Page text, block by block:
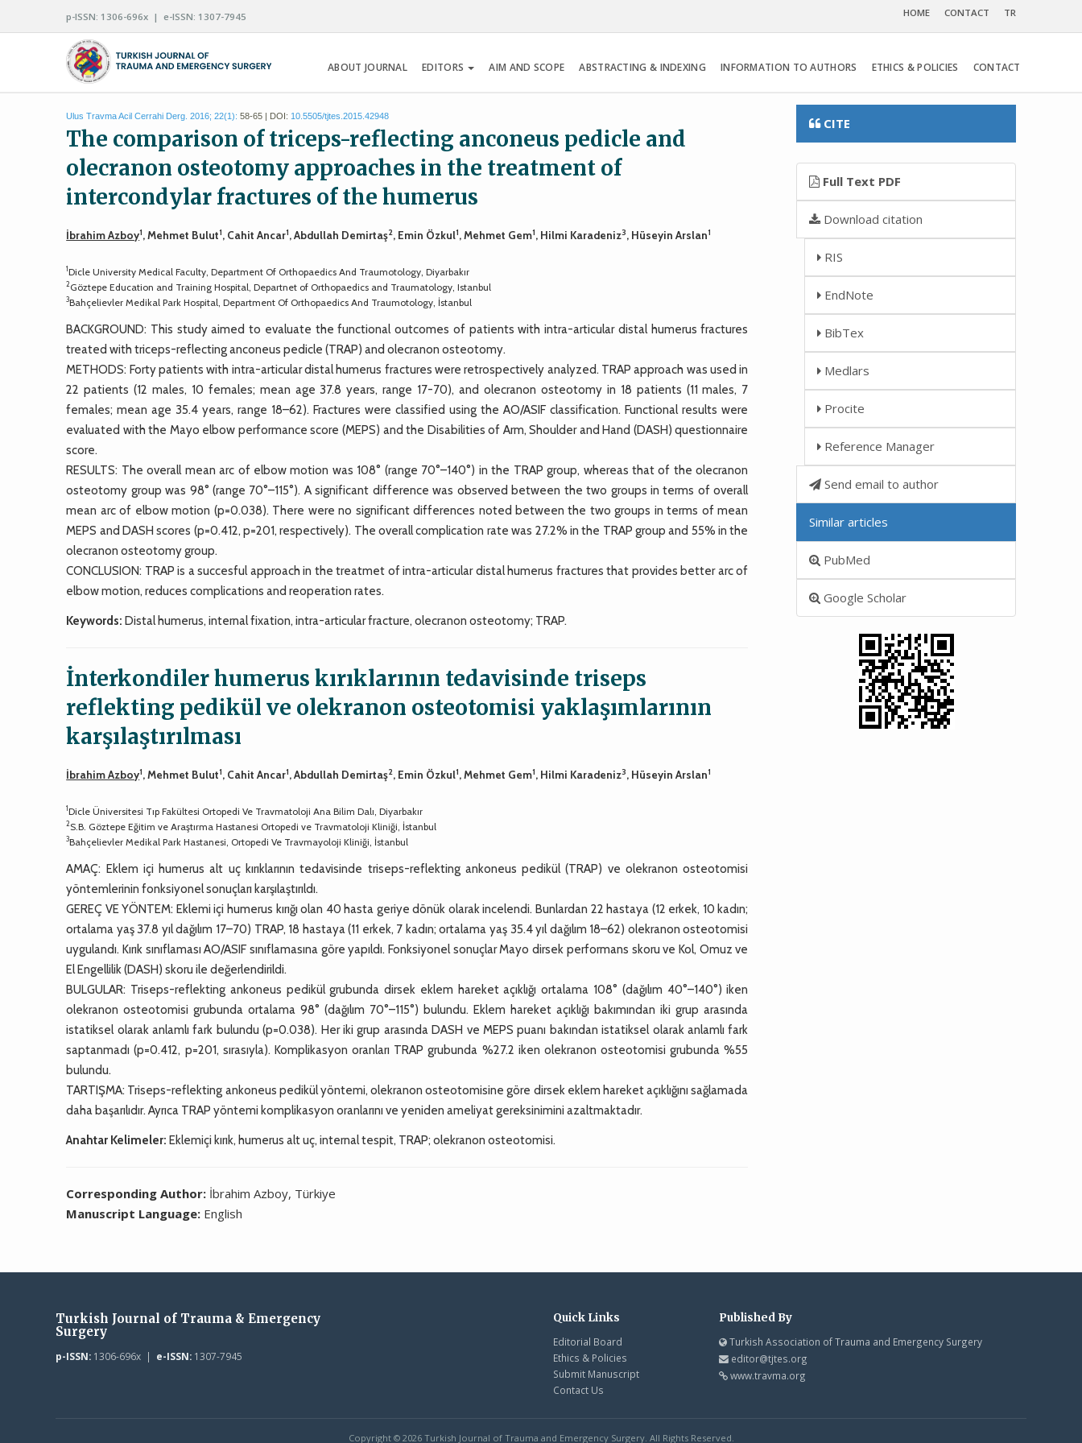
p-ISSN: 1306-696x | e-ISSN: 1307-7945 HOME CONTACT TR
ABOUT JOURNAL EDITORS AIM AND SCOPE ABSTRACTING & INDEXING INFORMATION TO AUTHORS ETHICS & POLICIES CONTACT
Ulus Travma Acil Cerrahi Derg. 2016; 22(1): 58-65 | DOI: 10.5505/tjtes.2015.42948
The comparison of triceps-reflecting anconeus pedicle and
olecranon osteotomy approaches in the treatment of
intercondylar fractures of the humerus
İbrahim Azboy1, Mehmet Bulut1, Cahit Ancar1, Abdullah Demirtaş2, Emin Özkul1, Mehmet Gem1, Hilmi Karadeniz3, Hüseyin Arslan1
1Dicle University Medical Faculty, Department Of Orthopaedics And Traumotology, Diyarbakır
2Göztepe Education and Training Hospital, Departnet of Orthopaedics and Traumatology, Istanbul
3Bahçelievler Medikal Park Hospital, Department Of Orthopaedics And Traumotology, İstanbul
BACKGROUND: This study aimed to evaluate the functional outcomes of patients with intra-articular distal humerus fractures
treated with triceps-reflecting anconeus pedicle (TRAP) and olecranon osteotomy.
METHODS: Forty patients with intra-articular distal humerus fractures were retrospectively analyzed. TRAP approach was used in
22 patients (12 males, 10 females; mean age 37.8 years, range 17-70), and olecranon osteotomy in 18 patients (11 males, 7
females; mean age 35.4 years, range 18–62). Fractures were classified using the AO/ASIF classification. Functional results were
evaluated with the Mayo elbow performance score (MEPS) and the Disabilities of Arm, Shoulder and Hand (DASH) questionnaire
score.
RESULTS: The overall mean arc of elbow motion was 108° (range 70°–140°) in the TRAP group, whereas that of the olecranon
osteotomy group was 98° (range 70°–115°). A significant difference was observed between the two groups in terms of overall
mean arc of elbow motion (p=0.038). There were no significant differences noted between the two groups in terms of mean
MEPS and DASH scores (p=0.412, p=201, respectively). The overall complication rate was 27.2% in the TRAP group and 55% in the
olecranon osteotomy group.
CONCLUSION: TRAP is a succesful approach in the treatmet of intra-articular distal humerus fractures that provides better arc of
elbow motion, reduces complications and reoperation rates.
Keywords: Distal humerus, internal fixation, intra-articular fracture, olecranon osteotomy; TRAP.
İnterkondiler humerus kırıklarının tedavisinde triseps
reflekting pedikül ve olekranon osteotomisi yaklaşımlarının
karşılaştırılması
İbrahim Azboy1, Mehmet Bulut1, Cahit Ancar1, Abdullah Demirtaş2, Emin Özkul1, Mehmet Gem1, Hilmi Karadeniz3, Hüseyin Arslan1
1Dicle Üniversitesi Tıp Fakültesi Ortopedi Ve Travmatoloji Ana Bilim Dalı, Diyarbakır
2S.B. Göztepe Eğitim ve Araştırma Hastanesi Ortopedi ve Travmatoloji Kliniği, İstanbul
3Bahçelievler Medikal Park Hastanesi, Ortopedi Ve Travmayoloji Kliniği, İstanbul
AMAÇ: Eklem içi humerus alt uç kırıklarının tedavisinde triseps-reflekting ankoneus pedikül (TRAP) ve olekranon osteotomisi
yöntemlerinin fonksiyonel sonuçları karşılaştırıldı.
GEREÇ VE YÖNTEM: Eklemi içi humerus kırığı olan 40 hasta geriye dönük olarak incelendi. Bunlardan 22 hastaya (12 erkek, 10 kadın;
ortalama yaş 37.8 yıl dağılım 17–70) TRAP, 18 hastaya (11 erkek, 7 kadın; ortalama yaş 35.4 yıl dağılım 18–62) olekranon osteotomisi
uygulandı. Kırık sınıflaması AO/ASIF sınıflamasına göre yapıldı. Fonksiyonel sonuçlar Mayo dirsek performans skoru ve Kol, Omuz ve
El Engellilik (DASH) skoru ile değerlendirildi.
BULGULAR: Triseps-reflekting ankoneus pedikül grubunda dirsek eklem hareket açıklığı ortalama 108° (dağılım 40°–140°) iken
olekranon osteotomisi grubunda ortalama 98° (dağılım 70°–115°) bulundu. Eklem hareket açıklığı bakımından iki grup arasında
istatiksel olarak anlamlı fark bulundu (p=0.038). Her iki grup arasında DASH ve MEPS puanı bakından istatiksel olarak anlamlı fark
saptanmadı (p=0.412, p=201, sırasıyla). Komplikasyon oranları TRAP grubunda %27.2 iken olekranon osteotomisi grubunda %55
bulundu.
TARTIŞMA: Triseps-reflekting ankoneus pedikül yöntemi, olekranon osteotomisine göre dirsek eklem hareket açıklığını sağlamada
daha başarılıdır. Ayrıca TRAP yöntemi komplikasyon oranlarını ve yeniden ameliyat gereksinimini azaltmaktadır.
Anahtar Kelimeler: Eklemiçi kırık, humerus alt uç, internal tespit, TRAP; olekranon osteotomisi.
Corresponding Author: İbrahim Azboy, Türkiye
Manuscript Language: English
CITE
Full Text PDF
Download citation
RIS
EndNote
BibTex
Medlars
Procite
Reference Manager
Send email to author
Similar articles
PubMed
Google Scholar
Turkish Journal of Trauma & Emergency
Surgery
p-ISSN:1306-696x | e-ISSN:1307-7945
Quick Links
Editorial Board
Ethics & Policies
Submit Manuscript
Contact Us
Published By
Turkish Association of Trauma and Emergency Surgery
editor@tjtes.org
www.travma.org
Copyright © 2026 Turkish Journal of Trauma and Emergency Surgery. All Rights Reserved.